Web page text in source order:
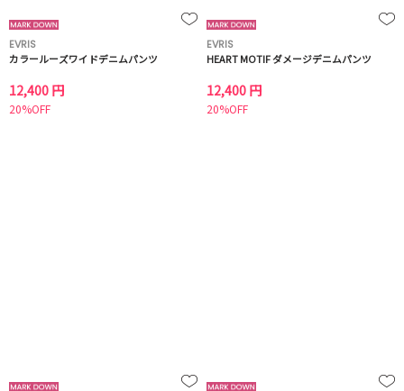
EVRIS
カラールーズワイドデニムパンツ
12,400 円
20%OFF
EVRIS
HEART MOTIF ダメージデニムパンツ
12,400 円
20%OFF